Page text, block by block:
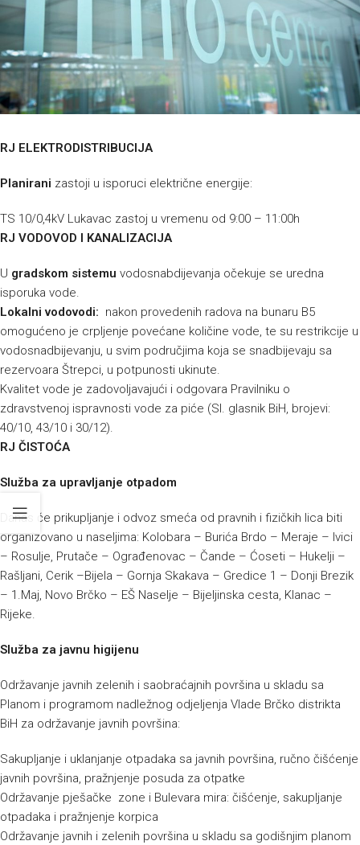
RJ ELEKTRODISTRIBUCIJA
Planirani zastoji u isporuci električne energije:
TS 10/0,4kV Lukavac zastoj u vremenu od 9:00 – 11:00h
RJ VODOVOD I KANALIZACIJA
U gradskom sistemu vodosnabdijevanja očekuje se uredna
isporuka vode.
Lokalni vodovodi: nakon provedenih radova na bunaru B5
omogućeno je crpljenje povećane količine vode, te su restrikcije u
vodosnadbijevanju, u svim područjima koja se snadbijevaju sa
rezervoara Štrepci, u potpunosti ukinute.
Kvalitet vode je zadovoljavajući i odgovara Pravilniku o
zdravstvenoj ispravnosti vode za piće (Sl. glasnik BiH, brojevi:
40/10, 43/10 i 30/12).
RJ ČISTOĆA
Služba za upravljanje otpadom
Danas će prikupljanje i odvoz smeća od pravnih i fizičkih lica biti
organizovano u naseljima: Kolobara – Burića Brdo – Meraje – Ivici
– Rosulje, Prutače – Ograđenovac – Čande – Ćoseti – Hukelji –
Rašljani, Cerik –Bijela – Gornja Skakava – Gredice 1 – Donji Brezik
– 1.Maj, Novo Brčko – EŠ Naselje – Bijeljinska cesta, Klanac –
Rijeke.
Služba za javnu higijenu
Održavanje javnih zelenih i saobraćajnih površina u skladu sa
Planom i programom nadležnog odjeljenja Vlade Brčko distrikta
BiH za održavanje javnih površina:
Sakupljanje i uklanjanje otpadaka sa javnih površina, ručno čišćenje
javnih površina, pražnjenje posuda za otpatke
Održavanje pješačke zone i Bulevara mira: čišćenje, sakupljanje
otpadaka i pražnjenje korpica
Održavanje javnih i zelenih površina u skladu sa godišnjim planom